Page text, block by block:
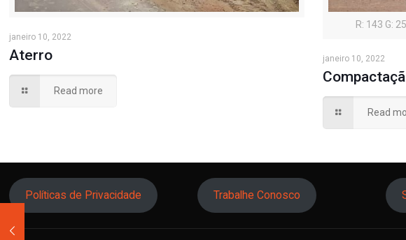
janeiro 10, 2022
Aterro
Read more
R: 143 G:
janeiro 10, 2022
Read
Políticas de Privacidade Trabalhe Conosco